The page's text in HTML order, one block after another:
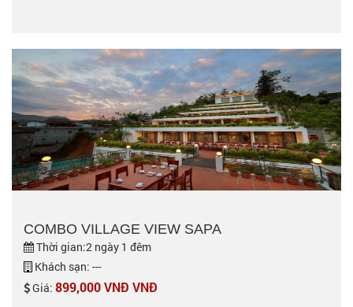
COMBO VILLAGE VIEW SAPA
Thời gian:2 ngày 1 đêm
Khách sạn: ---
Giá: 899,000 VNĐ VNĐ